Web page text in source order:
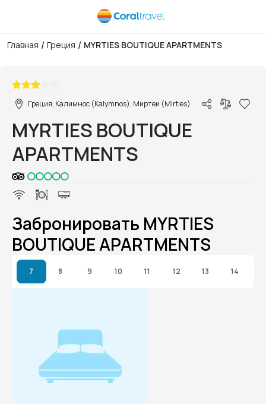
Главная / Греция / MYRTIES BOUTIQUE APARTMENTS
Греция, Калимнос (Kalymnos), Миртеи (Mirties)
MYRTIES BOUTIQUE
APARTMENTS
Забронировать MYRTIES
BOUTIQUE APARTMENTS
7 8 9 10 11 12 13 14